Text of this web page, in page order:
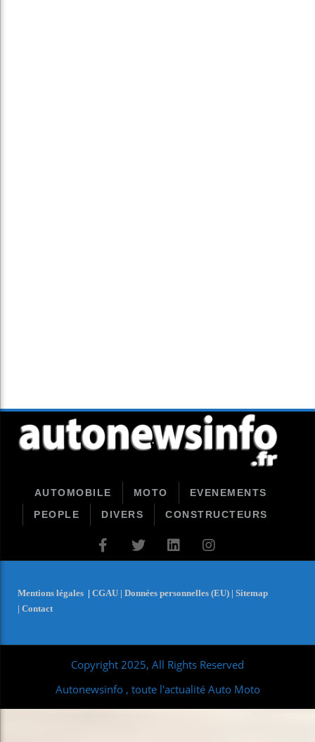
AUTOMOBILE MOTO
EVENEMENTS
PEOPLE
DIVERS CONSTRUCTEURS
Mentions légales | CGAU | Données personnelles (EU) | Sitemap
| Contact
Copyright 2025, All Rights Reserved
Autonewsinfo , toute l'actualité Auto Moto